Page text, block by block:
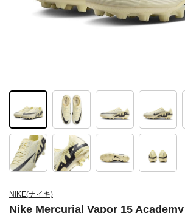
NIKE(ナイキ)
Nike Mercurial Vapor 15 Academy